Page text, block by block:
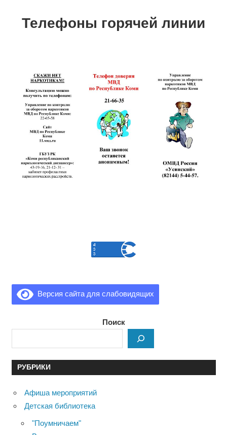
Телефоны горячей линии
Версия сайта для слабовидящих
Поиск
РУБРИКИ
Афиша мероприятий
Детская библиотека
"Поумничаем"